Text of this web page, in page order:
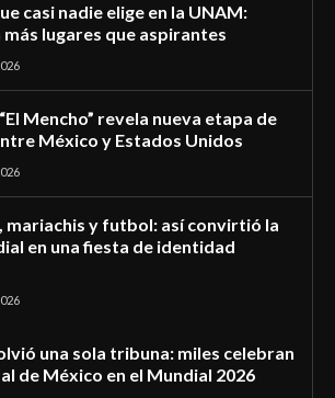
casi nadie elige en la UNAM:
más lugares que aspirantes
Mencho” revela nueva etapa de
México y Estados Unidos
mariachis y futbol: así convirtió la
en una fiesta de identidad
una sola tribuna: miles celebran
de México en el Mundial 2026